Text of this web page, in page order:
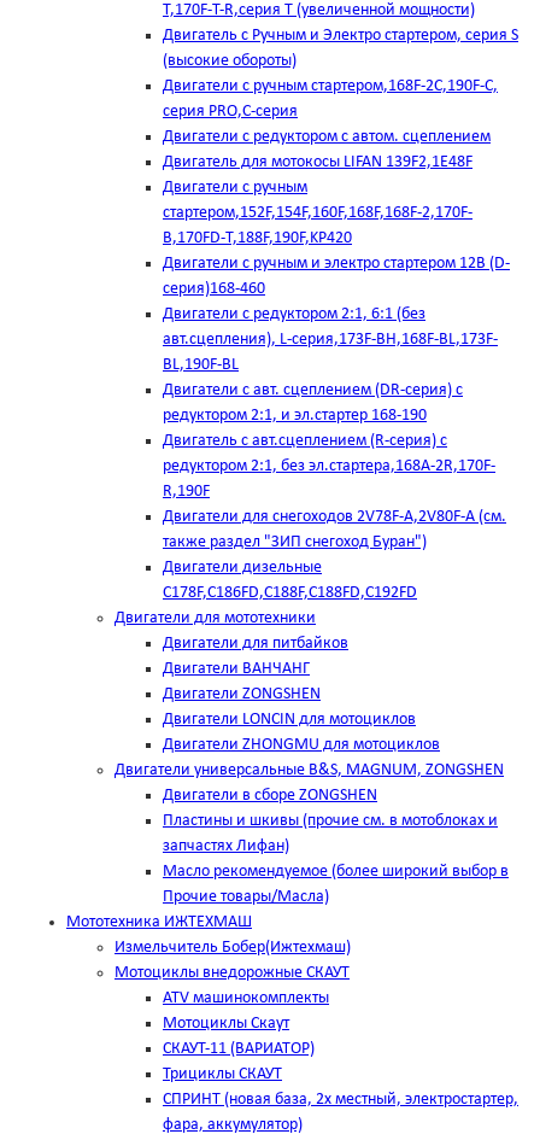
T,170F-T-R,серия Т (увеличенной мощности)
Двигатель с Ручным и Электро стартером, серия S
(высокие обороты)
Двигатели с ручным стартером,168F-2C,190F-C,
серия PRO,C-серия
Двигатели с редуктором с автом. сцеплением
Двигатель для мотокосы LIFAN 139F2,1E48F
Двигатели с ручным
стартером,152F,154F,160F,168F,168F-2,170F-
B,170FD-T,188F,190F,KP420
Двигатели с ручным и электро стартером 12В (D-
серия)168-460
Двигатели с редуктором 2:1, 6:1 (без
авт.сцепления), L-серия,173F-BH,168F-BL,173F-
BL,190F-BL
Двигатели с авт. сцеплением (DR-серия) с
редуктором 2:1, и эл.стартер 168-190
Двигатель с авт.сцеплением (R-серия) с
редуктором 2:1, без эл.стартера,168А-2R,170F-
R,190F
Двигатели для снегоходов 2V78F-A,2V80F-A (см.
также раздел "ЗИП снегоход Буран")
Двигатели дизельные
C178F,С186FD,C188F,C188FD,C192FD
Двигатели для мототехники
Двигатели для питбайков
Двигатели ВАНЧАНГ
Двигатели ZONGSHEN
Двигатели LONCIN для мотоциклов
Двигатели ZHONGMU для мотоциклов
Двигатели универсальные B&S, MAGNUM, ZONGSHEN
Двигатели в сборе ZONGSHEN
Пластины и шкивы (прочие см. в мотоблоках и
запчастях Лифан)
Масло рекомендуемое (более широкий выбор в
Прочие товары/Масла)
Мототехника ИЖТЕХМАШ
Измельчитель Бобер(Ижтехмаш)
Мотоциклы внедорожные СКАУТ
ATV машинокомплекты
Мотоциклы Скаут
СКАУТ-11 (ВАРИАТОР)
Трициклы СКАУТ
СПРИНТ (новая база, 2х местный, электростартер,
фара, аккумулятор)